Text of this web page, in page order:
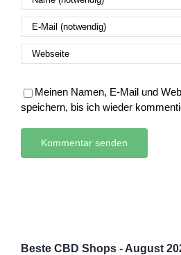
Meinen Namen, E-Mail und
speichern, bis ich wieder
Beste CBD Shops - August